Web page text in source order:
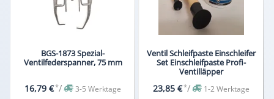
BGS-1873 Spezial-
Ventilfederspanner, 75 mm
16,79 €*/ 3-5 Werktage
Ventil Schleifpaste Einschleifer
Set Einschleifpaste Profi-
Ventilläpper
23,85 €*/ 1-2 Werktage